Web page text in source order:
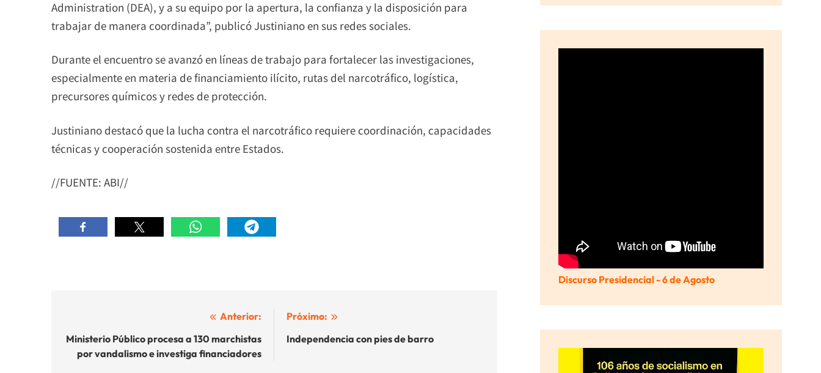
Administration (DEA), y a su equipo por la apertura, la confianza y la disposición para
trabajar de manera coordinada”, publicó Justiniano en sus redes sociales.
Durante el encuentro se avanzó en líneas de trabajo para fortalecer las investigaciones,
especialmente en materia de financiamiento ilícito, rutas del narcotráfico, logística,
precursores químicos y redes de protección.
Justiniano destacó que la lucha contra el narcotráfico requiere coordinación, capacidades
técnicas y cooperación sostenida entre Estados.
//FUENTE: ABI//
de
entradas
Anterior:
Ministerio Público procesa a 130 marchistas
por vandalismo e investiga financiadores
Próximo:
Independencia con pies de barro
Discurso Presidencial - 6 de Agosto